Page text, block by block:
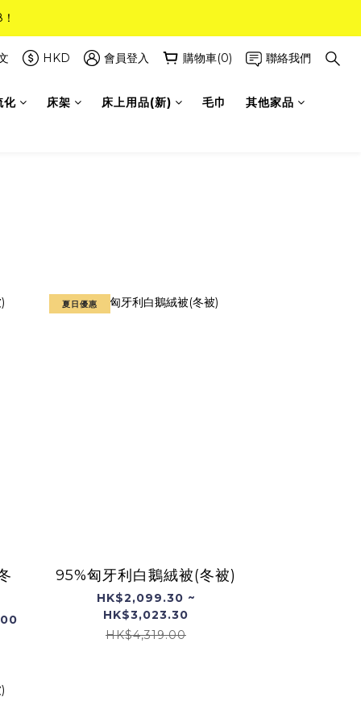
限標準尺寸)
HKD 會員登入 購物車(0) 聯絡我們
化 床架 床上用品(新) 毛巾 其他家品
夏日優惠
95%匈牙利白鵝絨被(冬被)
HK$2,099.30 ~
HK$3,023.30
HK$4,319.00